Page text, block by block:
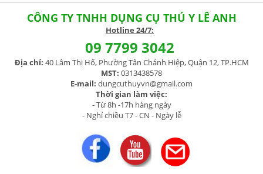
CÔNG TY TNHH DỤNG CỤ THÚ Y LÊ ANH
Hotline 24/7:
09 7799 3042
Địa chỉ: 40 Lâm Thị Hố, Phường Tân Chánh Hiệp, Quận 12, TP.HCM
MST: 0313438578
E-mail: dungcuthuyvn@gmail.com
Thời gian làm việc:
- Từ 8h -17h hàng ngày
- Nghỉ chiều T7 - CN - Ngày lễ